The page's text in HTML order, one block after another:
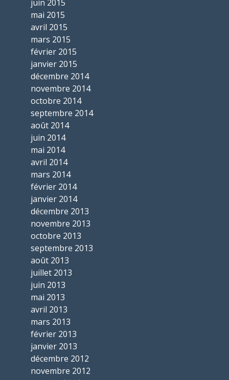
juin 2015
mai 2015
avril 2015
mars 2015
février 2015
janvier 2015
décembre 2014
novembre 2014
octobre 2014
septembre 2014
août 2014
juin 2014
mai 2014
avril 2014
mars 2014
février 2014
janvier 2014
décembre 2013
novembre 2013
octobre 2013
septembre 2013
août 2013
juillet 2013
juin 2013
mai 2013
avril 2013
mars 2013
février 2013
janvier 2013
décembre 2012
novembre 2012